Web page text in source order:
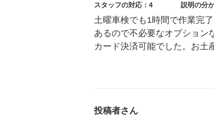
スタッフの対応：4 説明の分
土曜車検でも1時間で作業完
あるので不必要なオプション
カード決済可能でした。お土
投稿者さん